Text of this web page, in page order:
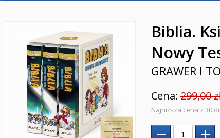
Biblia.
Nowy
GRAWER I
Cena: 299,00
Najniższa cena z 30